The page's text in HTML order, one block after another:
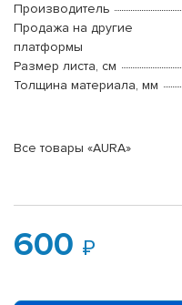
Производитель
Продажа на другие
платформы
Размер листа, см
Толщина материала, мм
Все товары «AURA»
600